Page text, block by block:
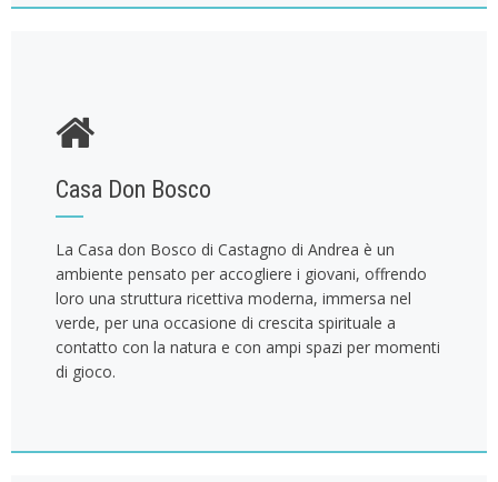
Casa Don Bosco
La Casa don Bosco di Castagno di Andrea è un
ambiente pensato per accogliere i giovani, offrendo
loro una struttura ricettiva moderna, immersa nel
verde, per una occasione di crescita spirituale a
contatto con la natura e con ampi spazi per momenti
di gioco.